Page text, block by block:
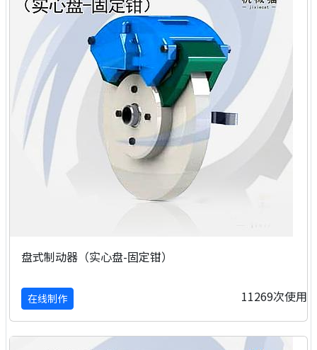
盘式制动器（实心盘-固定钳）
在线制作 11269次使用